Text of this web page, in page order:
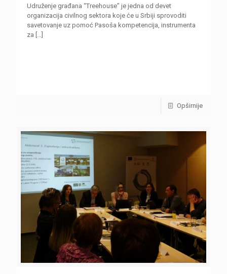
Udruženje građana “Treehouse” je jedna od devet
organizacija civilnog sektora koje će u Srbiji sprovoditi
savetovanje uz pomoć Pasoša kompetencija, instrumenta
za […]
Opširnije